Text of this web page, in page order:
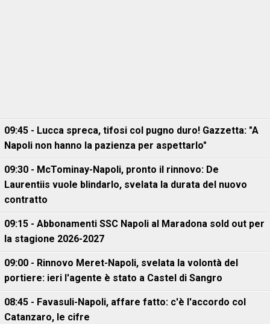
09:45 - Lucca spreca, tifosi col pugno duro! Gazzetta: "A
Napoli non hanno la pazienza per aspettarlo"
09:30 - McTominay-Napoli, pronto il rinnovo: De
Laurentiis vuole blindarlo, svelata la durata del nuovo
contratto
09:15 - Abbonamenti SSC Napoli al Maradona sold out per
la stagione 2026-2027
09:00 - Rinnovo Meret-Napoli, svelata la volontà del
portiere: ieri l'agente è stato a Castel di Sangro
08:45 - Favasuli-Napoli, affare fatto: c'è l'accordo col
Catanzaro, le cifre